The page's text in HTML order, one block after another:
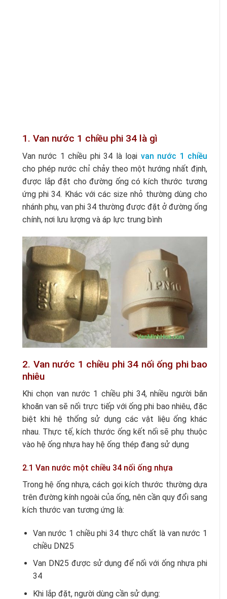
1. Van nước 1 chiều phi 34 là gì
Van nước 1 chiều phi 34 là loại van nước 1 chiều
cho phép nước chỉ chảy theo một hướng nhất định,
được lắp đặt cho đường ống có kích thước tương
ứng phi 34. Khác với các size nhỏ thường dùng cho
nhánh phụ, van phi 34 thường được đặt ở đường ống
chính, nơi lưu lượng và áp lực trung bình
2. Van nước 1 chiều phi 34 nối ống phi bao
nhiêu
Khi chọn van nước 1 chiều phi 34, nhiều người băn
khoăn van sẽ nối trực tiếp với ống phi bao nhiêu, đặc
biệt khi hệ thống sử dụng các vật liệu ống khác
nhau. Thực tế, kích thước ống kết nối sẽ phụ thuộc
vào hệ ống nhựa hay hệ ống thép đang sử dụng
2.1 Van nước một chiều 34 nối ống nhựa
Trong hệ ống nhựa, cách gọi kích thước thường dựa
trên đường kính ngoài của ống, nên cần quy đổi sang
kích thước van tương ứng là:
Van nước 1 chiều phi 34 thực chất là van nước 1
chiều DN25
Van DN25 được sử dụng để nối với ống nhựa phi
34
Khi lắp đặt, người dùng cần sử dụng: